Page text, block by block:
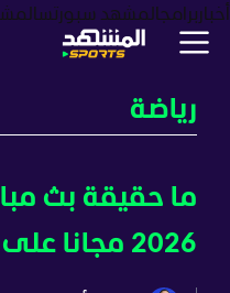
أخبار برامجالمشهد سبورتس
رياضة
ما حقيقة بث
2026 مجانا على "يوتيوب"؟